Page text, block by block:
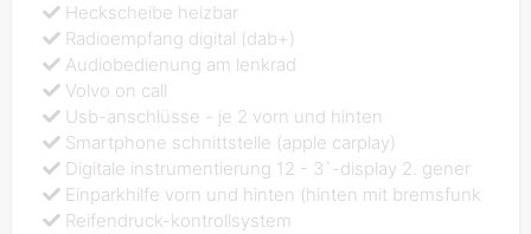
Heckscheibe heizbar
Radioempfang digital (dab+)
Audiobedienung am lenkrad
Volvo on call
Usb-anschlüsse - je 2 vorn und hinten
Smartphone schnittstelle (apple carplay)
Digitale instrumentierung 12 - 3`-display 2. gener
Einparkhilfe vorn und hinten (hinten mit bremsfunk
Reifendruck-kontrollsystem